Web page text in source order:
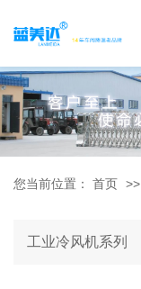
您当前位置： 首页 >>
工业冷风机系列